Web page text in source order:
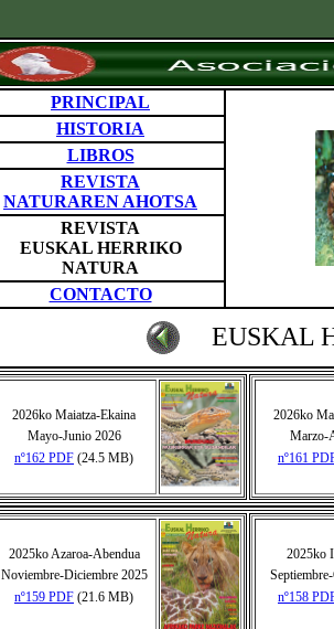
PRINCIPAL
HISTORIA
LIBROS
REVISTA
NATURAREN AHOTSA
REVISTA
EUSKAL HERRIKO
NATURA
CONTACTO
EUSKAL
2026ko Maiatza-Ekaina
Mayo-Junio 2026
nº162 PDF (24.5 MB)
2026ko
Marzo-
nº161
2025ko Azaroa-Abendua
Noviembre-Diciembre 2025
nº159 PDF (21.6 MB)
2025ko
nº158